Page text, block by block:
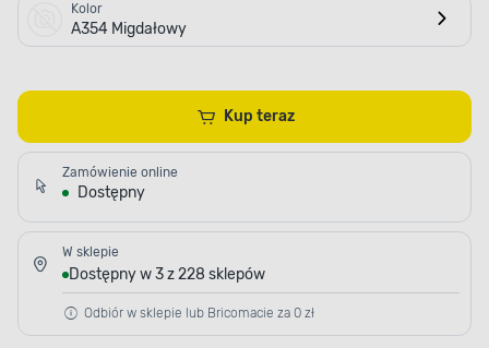
Kolor
A354 Migdałowy
Kup teraz
Zamówienie online
Dostępny
W sklepie
Dostępny w 3 z 228 sklepów
Odbiór w sklepie lub Bricomacie za 0 zł